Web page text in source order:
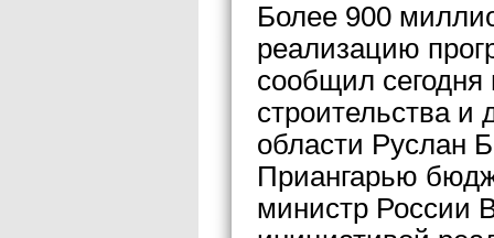
Более 900
реализацию
сообщил
строительства и
области Руслан
Приангарью
министр России